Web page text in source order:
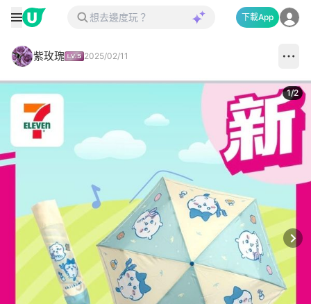
下載App
紫玫瑰 2025/02/11
1/2